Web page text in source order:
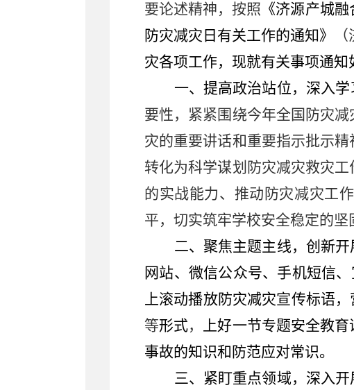
要论述精神，按照 《济源产城
防灾减灾日有关工作的通知》
（
灾各项工作，现就有关事项通知
一、提高政治站位，深入学
要性，紧紧围绕今年全国防灾
灾的重要讲话和重要指示批示
转化为科学谋划防灾减灾救灾
的实战能力、推动防灾减灾工
平，切实筑牢学校安全稳定的坚
二、聚焦主题主线，创新开
网站、 微信公众号、手机短信
上滚动播放防灾减灾宣传标语，
等形式， 上好一节专题安全教育
事故的知识和防范应对常识。
三、紧盯重点领域，深入开